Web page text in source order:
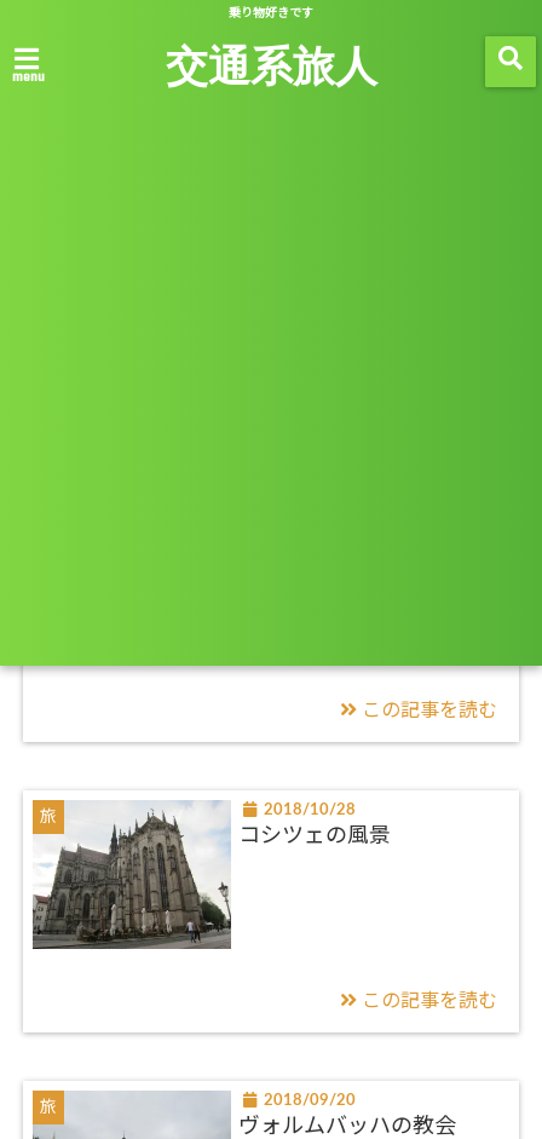
乗り物好きです
menu 交通系旅人
この記事を読む
旅 2018/10/28
コシツェの風景
この記事を読む
旅 2018/09/20
ヴォルムバッハの教会